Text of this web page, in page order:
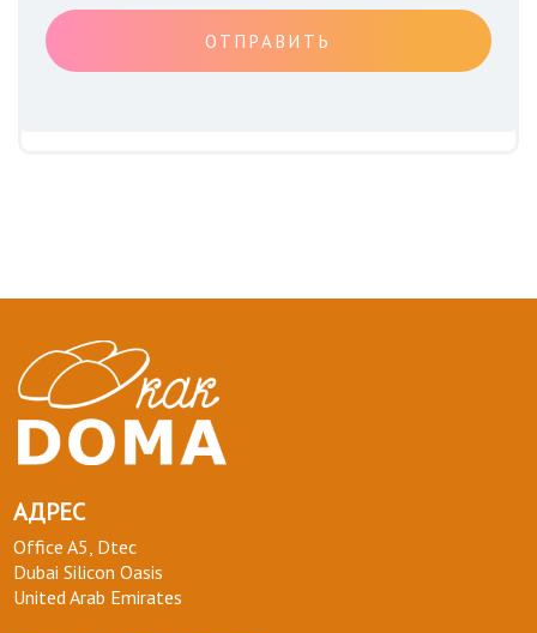
ОТПРАВИТЬ
АДРЕС
Office A5, Dtec
Dubai Silicon Oasis
United Arab Emirates